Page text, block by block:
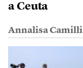
a Ceuta
Annalisa Camilli